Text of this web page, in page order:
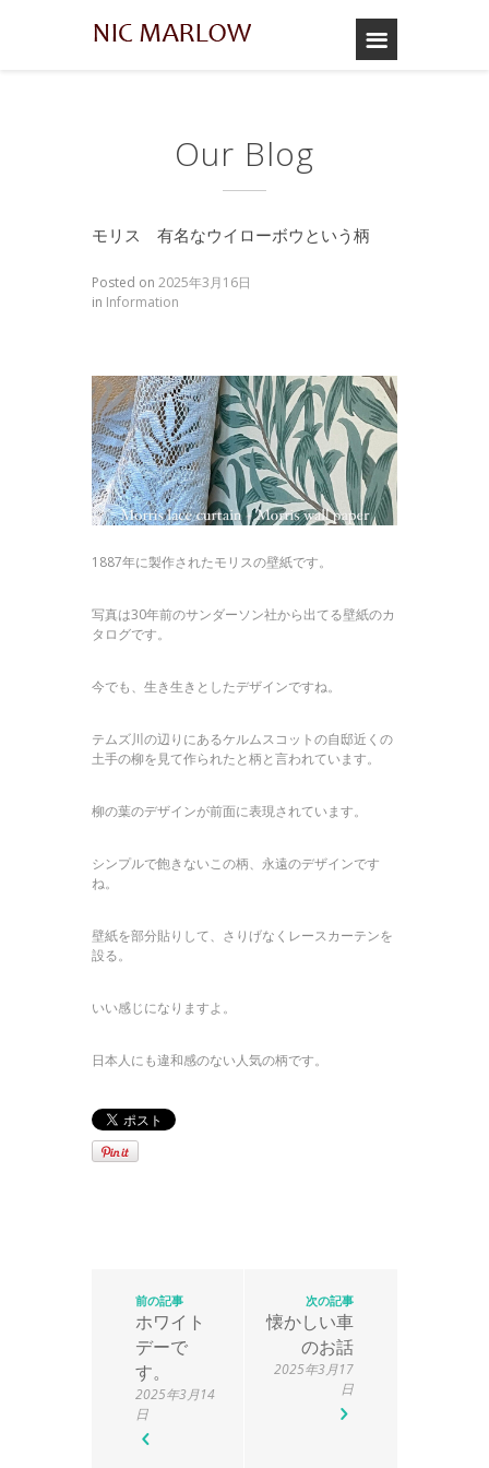
Our Blog
モリス 有名なウイローボウという柄
Posted on 2025年3月16日
in Information
1887年に製作されたモリスの壁紙です。
写真は30年前のサンダーソン社から出てる壁紙のカ
タログです。
今でも、生き生きとしたデザインですね。
テムズ川の辺りにあるケルムスコットの自邸近くの
土手の柳を見て作られたと柄と言われています。
柳の葉のデザインが前面に表現されています。
シンプルで飽きないこの柄、永遠のデザインです
ね。
壁紙を部分貼りして、さりげなくレースカーテンを
設る。
いい感じになりますよ。
日本人にも違和感のない人気の柄です。
前の記事
ホワイト
デーで
す。
2025年3月14
日
次の記事
懐かしい車
のお話
2025年3月17
日